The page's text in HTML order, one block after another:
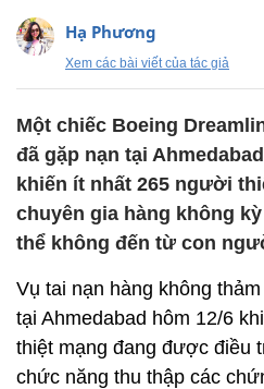
Hạ Phương
Xem các bài viết của tác giả
Một chiếc Boeing
đã gặp nạn tại
khiến ít nhất 265 người
chuyên gia hàng không
thể không đến từ con
Vụ tai nạn hàng không
tại Ahmedabad hôm 12/6
thiệt mạng đang được điều
chức năng thu thập các